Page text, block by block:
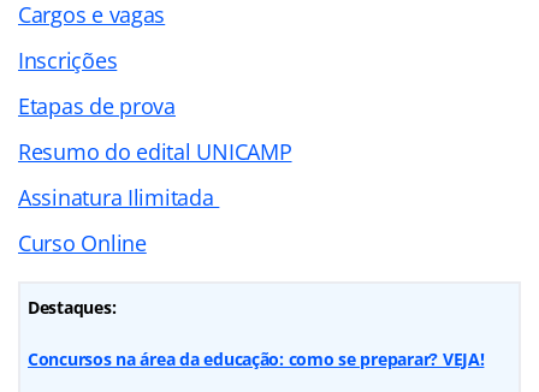
Cargos e vagas
Inscrições
Etapas de prova
Resumo do edital UNICAMP
Assinatura Ilimitada
Curso Online
Destaques:
Concursos na área da educação: como se preparar? VEJA!